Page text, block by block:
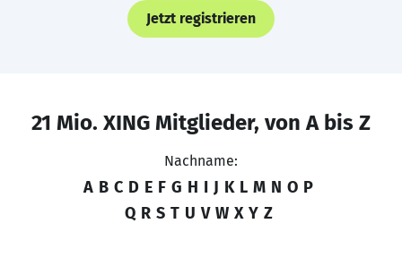
Jetzt registrieren
21 Mio. XING Mitglieder, von A bis Z
Nachname:
A B C D E F G H I J K L M N O P
Q R S T U V W X Y Z